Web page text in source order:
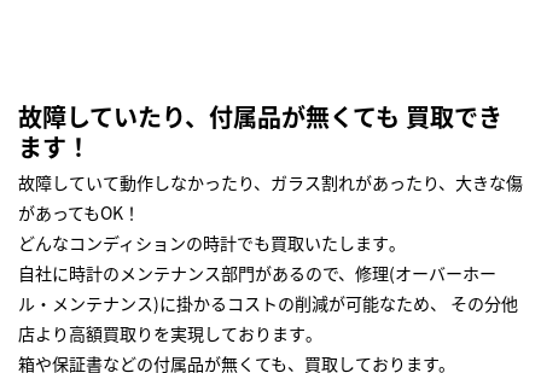
故障していたり、付属品が無くても 買取でき
ます！
故障していて動作しなかったり、ガラス割れがあったり、大きな傷
があってもOK！
どんなコンディションの時計でも買取いたします｡
自社に時計のメンテナンス部門があるので、修理(オーバーホー
ル・メンテナンス)に掛かるコストの削減が可能なため、 その分他
店より高額買取りを実現しております｡
箱や保証書などの付属品が無くても、買取しております。